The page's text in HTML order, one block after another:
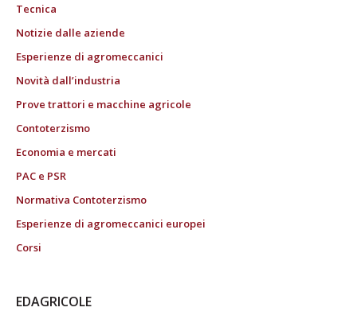
Tecnica
Notizie dalle aziende
Esperienze di agromeccanici
Novità dall’industria
Prove trattori e macchine agricole
Contoterzismo
Economia e mercati
PAC e PSR
Normativa Contoterzismo
Esperienze di agromeccanici europei
Corsi
EDAGRICOLE